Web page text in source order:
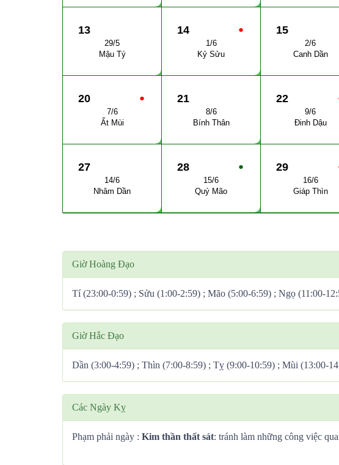
13
29/5
Mậu Tý
●
14
1/6
Kỷ Sửu
15
2/6
Canh Dần
●
20
7/6
Ất Mùi
21
8/6
Bính Thân
22
9/6
Đinh Dậu
27
14/6
Nhâm Dần
●
28
15/6
Quý Mão
29
16/6
Giáp Thìn
Giờ Hoàng Đạo
Tí (23:00-0:59) ; Sửu (1:00-2:59) ; Mão (5:00-6:59) ; Ngọ (11:00-
Giờ Hắc Đạo
Dần (3:00-4:59) ; Thìn (7:00-8:59) ; Tỵ (9:00-10:59) ; Mùi (13:00-
Các Ngày Kỵ
Phạm phải ngày : Kim thần thất sát: tránh làm những công việc